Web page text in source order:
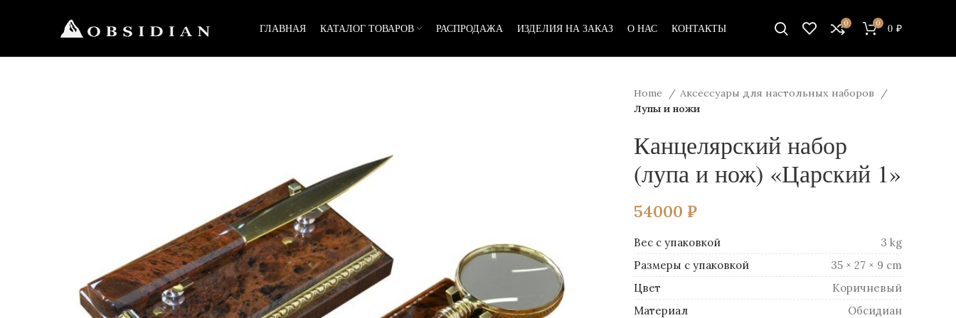
ГЛАВНАЯ КАТАЛОГ ТОВАРОВ РАСПРОДАЖА ИЗДЕЛИЯ НА ЗАКАЗ О НАС КОНТАКТЫ 0 0 0 ₽
Home
Аксессуары для настольных наборов
Лупы и ножи
Канцелярский набор
(лупа и нож) «Царский 1»
54000 ₽
Вес
3 kg
Размеры
35 × 27 × 9 cm
Цвет
Коричневый
Материал
Обсидиан